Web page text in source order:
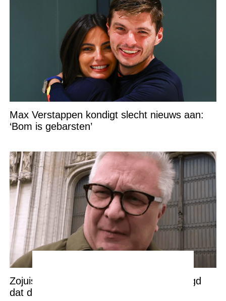
Max Verstappen kondigt slecht nieuws aan:
‘Bom is gebarsten’
Zojuist, 2 minuten geleden, werd bevestigd
dat de vrouw van Prins Laurent…